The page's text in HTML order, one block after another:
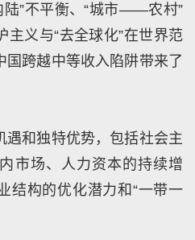
”不平衡、“城市——农村”
主义与“去全球化”在世界范
国跨越中等收入陷阱带来了
遇和独特优势，包括社会主
市场、人力资本的持续增
结构的优化潜力和“一带一